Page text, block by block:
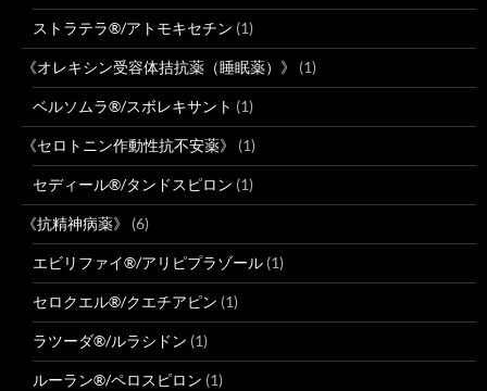
ストラテラ®/アトモキセチン (1)
《オレキシン受容体拮抗薬（睡眠薬）》 (1)
ベルソムラ®/スボレキサント (1)
《セロトニン作動性抗不安薬》 (1)
セディール®/タンドスピロン (1)
《抗精神病薬》 (6)
エビリファイ®/アリピプラゾール (1)
セロクエル®/クエチアピン (1)
ラツーダ®/ルラシドン (1)
ルーラン®/ペロスピロン (1)